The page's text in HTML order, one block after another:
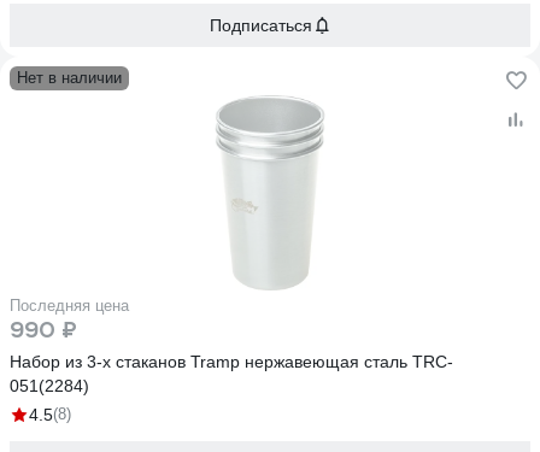
Подписаться
Нет в наличии
Последняя цена
990 ₽
Набор из 3-х стаканов Tramp нержавеющая сталь TRC-
051(2284)
4.5(8)